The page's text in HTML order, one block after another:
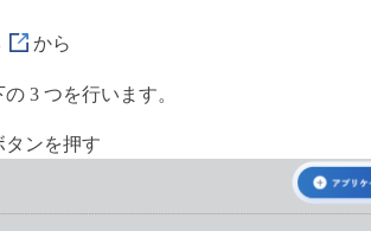
から
3 つを行います。
タンを押す